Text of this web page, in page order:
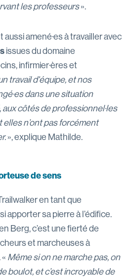
les professeurs».
amené·es à travailler avec
issues du domaine
infirmier·ères et
travail d'équipe, et nos
dans une situation
aux côtés de professionnel·les
elles n’ont pas forcément
», explique Mathilde.
de sens
en tant que
apporter sa pierre à l’édifice.
Berg, c’est une fierté de
et marcheuses à
« Même si on ne marche pas, on
boulot, et c’est incroyable de